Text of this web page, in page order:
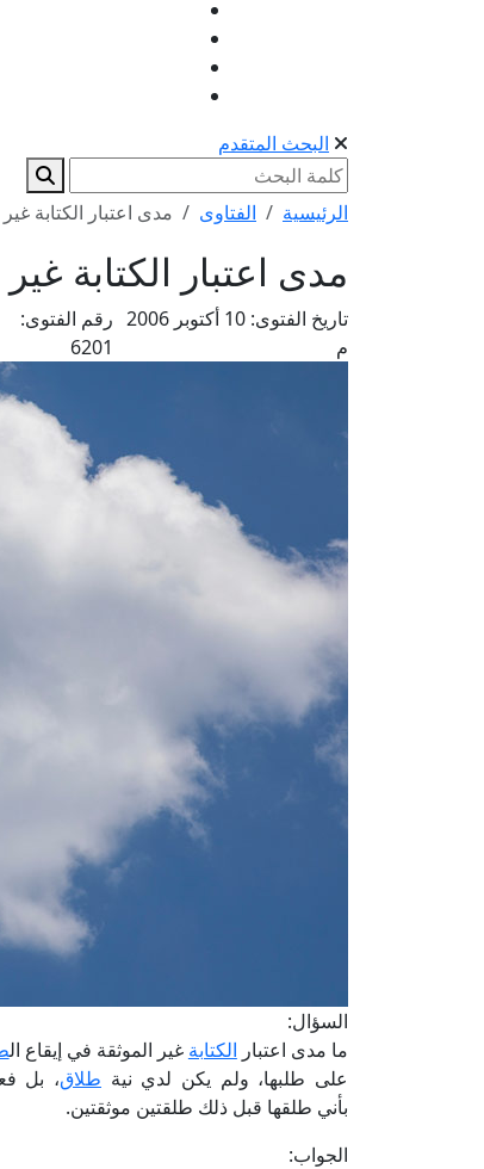
البحث المتقدم
الرئيسية الفتاوى مدى اعتبار الكتابة
مدى اعتبار الكتابة
تاريخ الفتوى:
10 أكتوبر 2006
م
رقم الفتوى:
6201
السؤال:
ما مدى اعتبار الكتابة غير الموثقة في إيقاع ال
على طلبها، ولم يكن لدي نية طلاق، بل
بأني طلقها قبل ذلك طلقتين موثقتين.
الجواب: